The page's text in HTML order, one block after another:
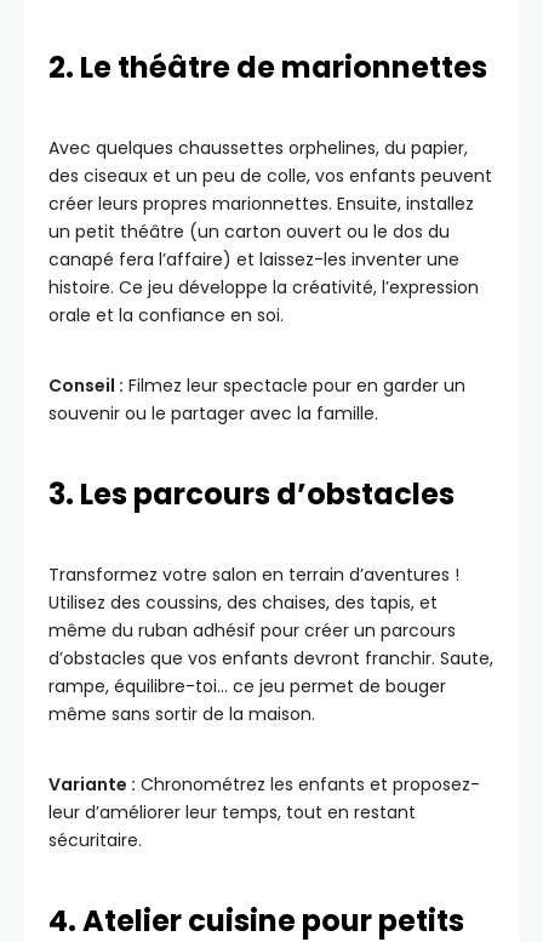
2. Le théâtre de marionnettes
Avec quelques chaussettes orphelines, du papier,
des ciseaux et un peu de colle, vos enfants peuvent
créer leurs propres marionnettes. Ensuite, installez
un petit théâtre (un carton ouvert ou le dos du
canapé fera l’affaire) et laissez-les inventer une
histoire. Ce jeu développe la créativité, l’expression
orale et la confiance en soi.
Conseil : Filmez leur spectacle pour en garder un
souvenir ou le partager avec la famille.
3. Les parcours d’obstacles
Transformez votre salon en terrain d’aventures !
Utilisez des coussins, des chaises, des tapis, et
même du ruban adhésif pour créer un parcours
d’obstacles que vos enfants devront franchir. Saute,
rampe, équilibre-toi… ce jeu permet de bouger
même sans sortir de la maison.
Variante : Chronométrez les enfants et proposez-
leur d’améliorer leur temps, tout en restant
sécuritaire.
4. Atelier cuisine pour petits